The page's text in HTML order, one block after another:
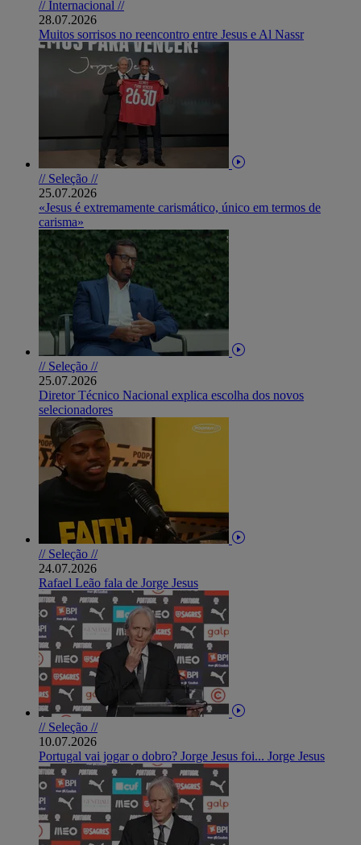
// Internacional //
28.07.2026
Muitos sorrisos no reencontro entre Jesus e Al Nassr
// Seleção //
25.07.2026
«Jesus é extremamente carismático, único em termos de
carisma»
// Seleção //
25.07.2026
Diretor Técnico Nacional explica escolha dos novos
selecionadores
// Seleção //
24.07.2026
Rafael Leão fala de Jorge Jesus
// Seleção //
10.07.2026
Portugal vai jogar o dobro? Jorge Jesus foi... Jorge Jesus